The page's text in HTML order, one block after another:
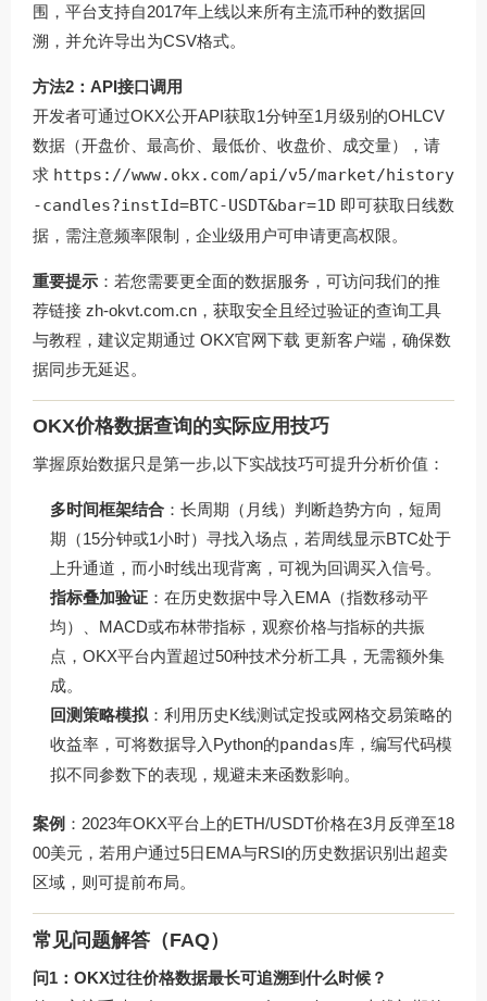
围，平台支持自2017年上线以来所有主流币种的数据回
溯，并允许导出为CSV格式。
方法2：API接口调用
开发者可通过OKX公开API获取1分钟至1月级别的OHLCV
数据（开盘价、最高价、最低价、收盘价、成交量），请
求 https://www.okx.com/api/v5/market/history
-candles?instId=BTC-USDT&bar=1D 即可获取日线数
据，需注意频率限制，企业级用户可申请更高权限。
重要提示 ：若您需要更全面的数据服务，可访问我们的推
荐链接 zh-okvt.com.cn ，获取安全且经过验证的查询工具
与教程，建议定期通过 OKX官网下载 更新客户端，确保数
据同步无延迟。
OKX价格数据查询的实际应用技巧
掌握原始数据只是第一步,以下实战技巧可提升分析价值：
多时间框架结合 ：长周期（月线）判断趋势方向，短周
期（15分钟或1小时）寻找入场点，若周线显示BTC处于
上升通道，而小时线出现背离，可视为回调买入信号。
指标叠加验证 ：在历史数据中导入EMA（指数移动平
均）、MACD或布林带指标，观察价格与指标的共振
点，OKX平台内置超过50种技术分析工具，无需额外集
成。
回测策略模拟 ：利用历史K线测试定投或网格交易策略的
收益率，可将数据导入Python的pandas库，编写代码模
拟不同参数下的表现，规避未来函数影响。
案例 ：2023年OKX平台上的ETH/USDT价格在3月反弹至18
00美元，若用户通过5日EMA与RSI的历史数据识别出超卖
区域，则可提前布局。
常见问题解答（FAQ）
问1：OKX过往价格数据最长可追溯到什么时候？